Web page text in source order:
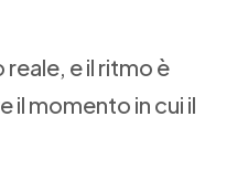
e il ritmo è
il momento in cui il